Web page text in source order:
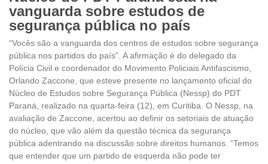
vanguarda sobre estudos de
segurança pública no país
“Vocês são a vanguarda dos centros de estudos sobre segurança
pública nos partidos do país”. A afirmação é do delegado da
Polícia Civil e coordenador do Movimento Policiais Antifascismo,
Orlando Zaccone, que esteve presente no lançamento oficial do
Núcleo de Estudos sobre Segurança Pública (Nessp) do PDT
Paraná, realizado na quarta-feira (12), em Curitiba. O Nessp, na
avaliação de Zaccone, acertou ao definir os setoriais de atuação
do núcleo, que vão além da questão técnica da segurança
pública adentrando na discussão sobre direitos humanos. “Temos
que entender que um partido de esquerda não pode ter